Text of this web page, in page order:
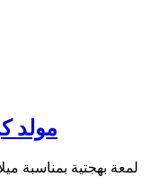
مولد
لمعة بهجتية بمناسبة